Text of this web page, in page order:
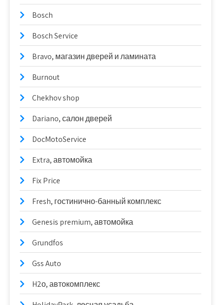
Bosch
Bosch Service
Bravo, магазин дверей и ламината
Burnout
Chekhov shop
Dariano, салон дверей
DocMotoService
Extra, автомойка
Fix Price
Fresh, гостинично-банный комплекс
Genesis premium, автомойка
Grundfos
Gss Auto
H2о, автокомплекс